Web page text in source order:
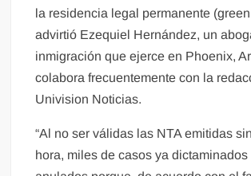
la residencia legal permanente (green
advirtió Ezequiel Hernández, un
inmigración que ejerce en Phoenix,
colabora frecuentemente con la
Univision Noticias.
“Al no ser válidas las NTA emitidas
hora, miles de casos ya